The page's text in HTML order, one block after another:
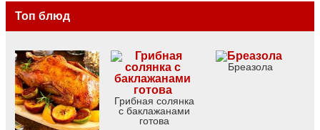
Топ блюд
Грибная солянка
с баклажанами
готова
Бреазола